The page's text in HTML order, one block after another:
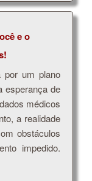
e o
por um plano
esperança de
médicos
a realidade
obstáculos
impedido.